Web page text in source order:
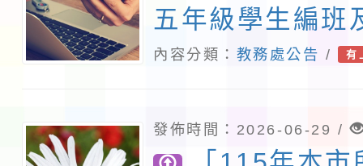
五年級學生編班
名單
內容分類： 教務處公告 / 有
發佈時間：2026-06-29 /